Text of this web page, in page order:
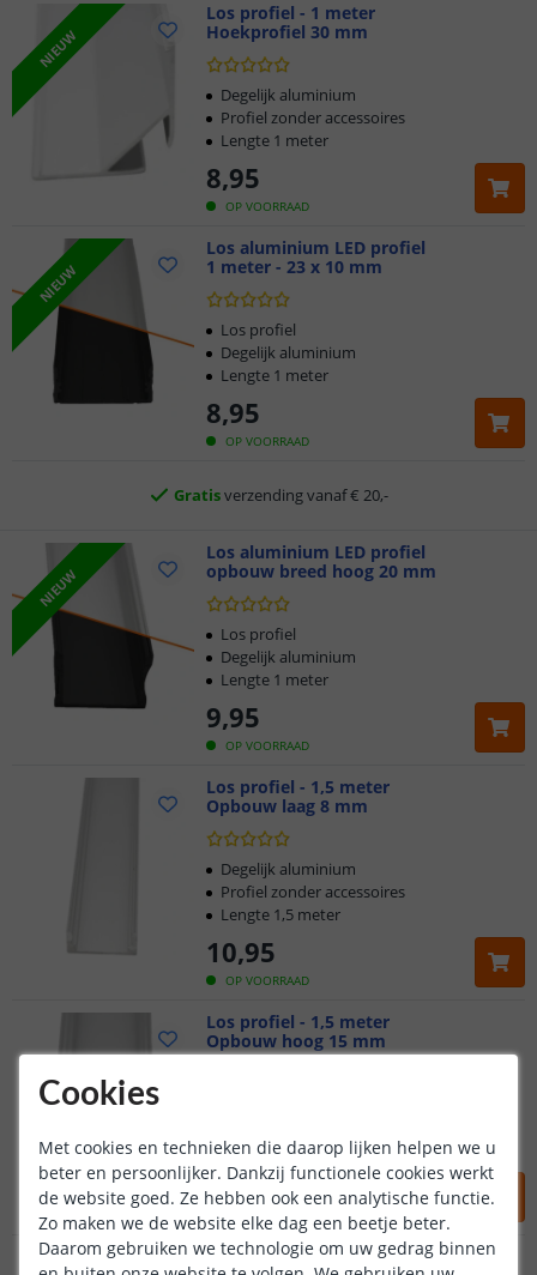
NIEUW
Los profiel - 1 meter
Hoekprofiel 30 mm
OP VOORRAAD
8,95
Degelijk aluminium
Profiel zonder accessoires
Lengte 1 meter
NIEUW
Los aluminium LED profiel
1 meter - 23 x 10 mm
OP VOORRAAD
8,95
Los profiel
Degelijk aluminium
Lengte 1 meter
Voor 23:45 uur besteld,morgen in huis
2 jaar garantie
Gratis verzending vanaf € 20,-
Klantbeoordeling 9.1
Voor 23:45 uur besteld,
NIEUW
Los aluminium LED profiel
opbouw breed hoog 20 mm
OP VOORRAAD
9,95
Los profiel
Degelijk aluminium
Lengte 1 meter
Los profiel - 1,5 meter
Opbouw laag 8 mm
OP VOORRAAD
10,95
Degelijk aluminium
Profiel zonder accessoires
Lengte 1,5 meter
Los profiel - 1,5 meter
Opbouw hoog 15 mm
OP VOORRAAD
10,95
Lengte 1,5 meter
Los profiel - 1,5 meter
Cookies
Met cookies en technieken die daarop lijken helpen we u
beter en persoonlijker. Dankzij functionele cookies werkt
de website goed. Ze hebben ook een analytische functie.
Zo maken we de website elke dag een beetje beter.
Daarom gebruiken we technologie om uw gedrag binnen